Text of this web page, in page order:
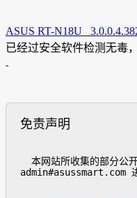
ASUS RT-N18U
已经过安全软件检测无毒
免责声明
admin#asussmart.com 进